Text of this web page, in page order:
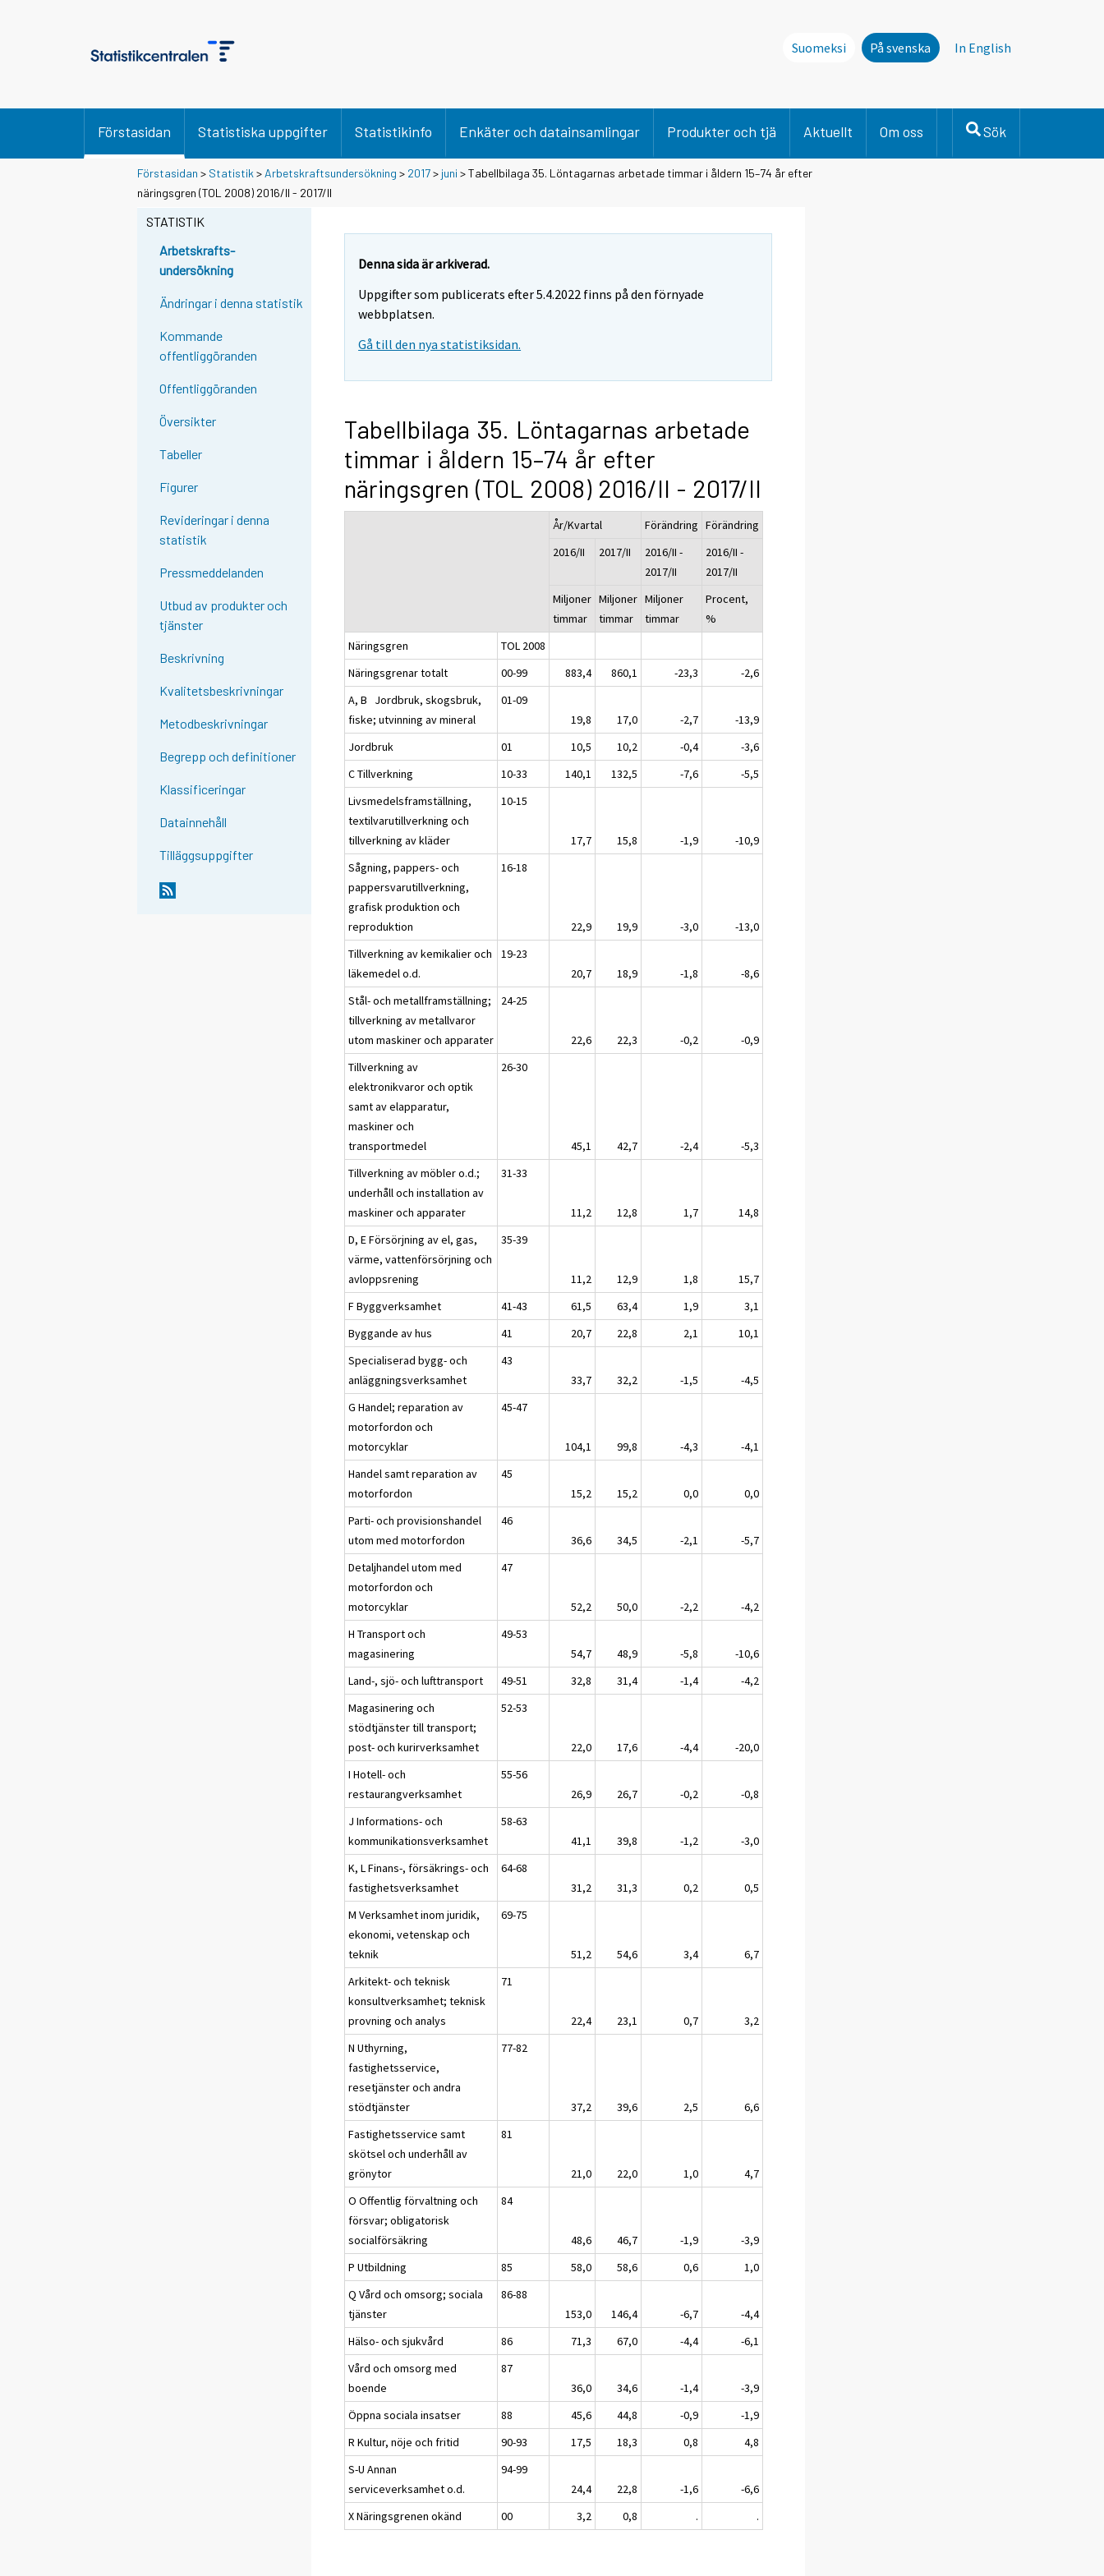
Suomeksi På svenska In English
Förstasidan Statistiska uppgifter Statistikinfo Enkäter och datainsamlingar Produkter och tjä Aktuellt Om oss Sök
Förstasidan > Statistik > Arbetskraftsundersökning > 2017> juni > Tabellbilaga 35. Löntagarnas arbetade timmar i åldern 15–74 år efter
näringsgren (TOL 2008) 2016/II - 2017/II
STATISTIK
Arbetskrafts-
undersökning
Ändringar i denna statistik
Kommande
offentliggöranden
Offentliggöranden
Översikter
Tabeller
Figurer
Revideringar i denna
statistik
Pressmeddelanden
Utbud av produkter och
tjänster
Beskrivning
Kvalitetsbeskrivningar
Metodbeskrivningar
Begrepp och definitioner
Klassificeringar
Datainnehåll
Tilläggsuppgifter
Denna sida är arkiverad.
Uppgifter som publicerats efter 5.4.2022 finns på den förnyade
webbplatsen.
Gå till den nya statistiksidan.
Tabellbilaga 35. Löntagarnas arbetade
timmar i åldern 15–74 år efter
näringsgren (TOL 2008) 2016/II - 2017/II
År/Kvartal Förändring Förändring
2016/II
2017/II
2016/II -
2017/II
2016/II -
2017/II
Miljoner
timmar
Miljoner
timmar
Miljoner
timmar
Procent,
%
Näringsgren
TOL 2008
Näringsgrenar totalt
00-99 883,4 860,1 -23,3
-2,6
A, B Jordbruk, skogsbruk,
fiske; utvinning av mineral
01-09
19,8
17,0 -2,7
-13,9
Jordbruk
01 10,5 10,2 -0,4
-3,6
C Tillverkning
10-33 140,1 132,5 -7,6
-5,5
Livsmedelsframställning,
textilvarutillverkning och
tillverkning av kläder
10-15
17,7 15,8 -1,9
-10,9
Sågning, pappers- och
pappersvarutillverkning,
grafisk produktion och
reproduktion
16-18
22,9 19,9 -3,0
-13,0
Tillverkning av kemikalier och
läkemedel o.d.
19-23
20,7
18,9 -1,8
-8,6
Stål- och metallframställning;
tillverkning av metallvaror
utom maskiner och apparater
24-25
22,6 22,3 -0,2
-0,9
Tillverkning av
elektronikvaror och optik
samt av elapparatur,
maskiner och
transportmedel
26-30
45,1 42,7 -2,4
-5,3
Tillverkning av möbler o.d.;
underhåll och installation av
maskiner och apparater
31-33
11,2 12,8 1,7
14,8
D, E Försörjning av el, gas,
värme, vattenförsörjning och
avloppsrening
35-39
11,2 12,9 1,8
15,7
F Byggverksamhet
41-43 61,5 63,4 1,9
3,1
Byggande av hus
41 20,7 22,8 2,1
10,1
Specialiserad bygg- och
anläggningsverksamhet
43
33,7
32,2 -1,5
-4,5
G Handel; reparation av
motorfordon och
motorcyklar
45-47
104,1 99,8 -4,3
-4,1
Handel samt reparation av
motorfordon
45
15,2
15,2 0,0
0,0
Parti- och provisionshandel
utom med motorfordon
46
36,6
34,5 -2,1
-5,7
Detaljhandel utom med
motorfordon och
motorcyklar
47
52,2 50,0 -2,2
-4,2
H Transport och
magasinering
49-53
54,7
48,9 -5,8
-10,6
Land-, sjö- och lufttransport
49-51 32,8 31,4 -1,4
-4,2
Magasinering och
stödtjänster till transport;
post- och kurirverksamhet
52-53
22,0 17,6 -4,4
-20,0
I Hotell- och
restaurangverksamhet
55-56
26,9
26,7 -0,2
-0,8
J Informations- och
kommunikationsverksamhet
58-63
41,1
39,8 -1,2
-3,0
K, L Finans-, försäkrings- och
fastighetsverksamhet
64-68
31,2
31,3 0,2
0,5
M Verksamhet inom juridik,
ekonomi, vetenskap och
teknik
69-75
51,2 54,6 3,4
6,7
Arkitekt- och teknisk
konsultverksamhet; teknisk
provning och analys
71
22,4 23,1 0,7
3,2
N Uthyrning,
fastighetsservice,
resetjänster och andra
stödtjänster
77-82
37,2 39,6 2,5
6,6
Fastighetsservice samt
skötsel och underhåll av
grönytor
81
21,0 22,0 1,0
4,7
O Offentlig förvaltning och
försvar; obligatorisk
socialförsäkring
84
48,6 46,7 -1,9
-3,9
P Utbildning
85 58,0 58,6 0,6
1,0
Q Vård och omsorg; sociala
tjänster
86-88
153,0
146,4 -6,7
-4,4
Hälso- och sjukvård
86 71,3 67,0 -4,4
-6,1
Vård och omsorg med
boende
87
36,0
34,6 -1,4
-3,9
Öppna sociala insatser
88 45,6 44,8 -0,9
-1,9
R Kultur, nöje och fritid
90-93 17,5 18,3 0,8
4,8
S-U Annan
serviceverksamhet o.d.
94-99
24,4
22,8 -1,6
-6,6
X Näringsgrenen okänd
00 3,2 0,8 . .